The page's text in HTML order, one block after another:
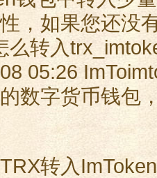
，如果您还没
么转入
05:26
数字货币钱包
转入